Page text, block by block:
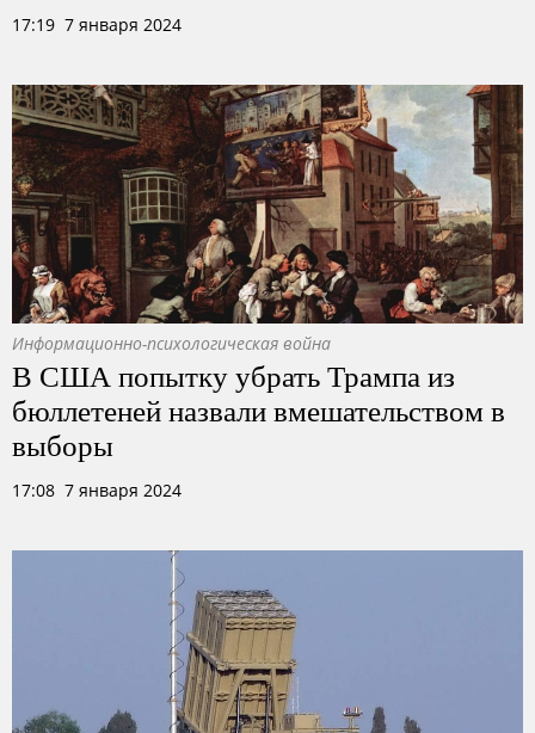
17:19 7 января 2024
Информационно-психологическая война
В США попытку убрать Трампа из
бюллетеней назвали вмешательством в
выборы
17:08 7 января 2024